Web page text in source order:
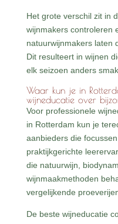
Het grote verschil zit in
wijnmakers controleren
natuurwijnmakers laten
Dit resulteert in wijnen
elk seizoen anders
Waar kun je in
wijneducatie over
Voor professionele
in Rotterdam kun je
aanbieders die
praktijkgerichte
die natuurwijn,
wijnmaakmethoden
vergelijkende
De beste wijneducatie